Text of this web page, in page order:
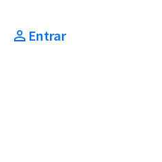
Entrar